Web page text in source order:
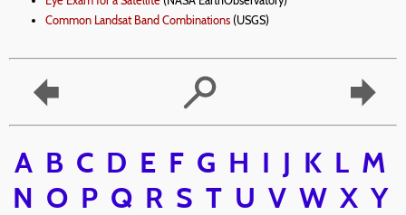
Common Landsat Band Combinations (USGS)
A B C D E F G H I J K L M
N O P Q R S T U V W X Y